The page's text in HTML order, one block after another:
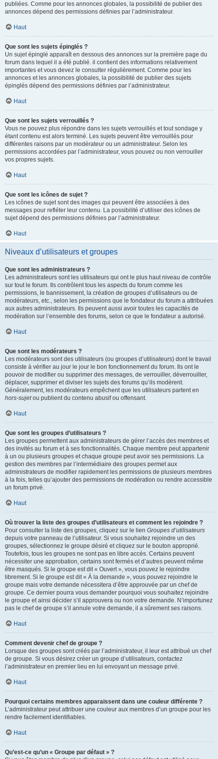
publiées. Comme pour les annonces globales, la possibilité de publier des
annonces dépend des permissions définies par l’administrateur.
Haut
Que sont les sujets épinglés ?
Un sujet épinglé apparaît en dessous des annonces sur la première page du
forum dans lequel il a été publié. il contient des informations relativement
importantes et vous devez le consulter régulièrement. Comme pour les
annonces et les annonces globales, la possibilité de publier des sujets
épinglés dépend des permissions définies par l’administrateur.
Haut
Que sont les sujets verrouillés ?
Vous ne pouvez plus répondre dans les sujets verrouillés et tout sondage y
étant contenu est alors terminé. Les sujets peuvent être verrouillés pour
différentes raisons par un modérateur ou un administrateur. Selon les
permissions accordées par l’administrateur, vous pouvez ou non verrouiller
vos propres sujets.
Haut
Que sont les icônes de sujet ?
Les icônes de sujet sont des images qui peuvent être associées à des
messages pour refléter leur contenu. La possibilité d’utiliser des icônes de
sujet dépend des permissions définies par l’administrateur.
Haut
Niveaux d’utilisateurs et groupes
Que sont les administrateurs ?
Les administrateurs sont les utilisateurs qui ont le plus haut niveau de contrôle
sur tout le forum. Ils contrôlent tous les aspects du forum comme les
permissions, le bannissement, la création de groupes d’utilisateurs ou de
modérateurs, etc., selon les permissions que le fondateur du forum a attribuées
aux autres administrateurs. Ils peuvent aussi avoir toutes les capacités de
modération sur l’ensemble des forums, selon ce que le fondateur a autorisé.
Haut
Que sont les modérateurs ?
Les modérateurs sont des utilisateurs (ou groupes d’utilisateurs) dont le travail
consiste à vérifier au jour le jour le bon fonctionnement du forum. Ils ont le
pouvoir de modifier ou supprimer des messages, de verrouiller, déverrouiller,
déplacer, supprimer et diviser les sujets des forums qu’ils modèrent.
Généralement, les modérateurs empêchent que les utilisateurs partent en
hors-sujetou publient du contenu abusif ou offensant.
Haut
Que sont les groupes d’utilisateurs ?
Les groupes permettent aux administrateurs de gérer l’accès des membres et
des invités au forum et à ses fonctionnalités. Chaque membre peut appartenir
à un ou plusieurs groupes et chaque groupe peut avoir ses permissions. La
gestion des membres par l’intermédiaire des groupes permet aux
administrateurs de modifier rapidement les permissions de plusieurs membres
à la fois, telles qu’ajouter des permissions de modération ou rendre accessible
un forum privé.
Haut
Où trouver la liste des groupes d’utilisateurs et comment les rejoindre ?
Pour consulter la liste des groupes, cliquez sur le lien Groupes d’utilisateurs
depuis votre panneau de l’utilisateur. Si vous souhaitez rejoindre un des
groupes, sélectionnez le groupe désiré et cliquez sur le bouton approprié.
Toutefois, tous les groupes ne sont pas en libre accès. Certains peuvent
nécessiter une approbation, certains sont fermés et d’autres peuvent même
être masqués. Si le groupe est dit « Ouvert », vous pouvez le rejoindre
librement. Si le groupe est dit « À la demande », vous pouvez rejoindre le
groupe mais votre demande nécessitera d’être approuvée par un chef de
groupe. Ce dernier pourra vous demander pourquoi vous souhaitez rejoindre
le groupe et ainsi décider s’il approuvera ou non votre demande. N’importunez
pas le chef de groupe s’il annule votre demande, il a sûrement ses raisons.
Haut
Comment devenir chef de groupe ?
Lorsque des groupes sont créés par l’administrateur, il leur est attribué un chef
de groupe. Si vous désirez créer un groupe d’utilisateurs, contactez
l’administrateur en premier lieu en lui envoyant un message privé.
Haut
Pourquoi certains membres apparaissent dans une couleur différente ?
L’administrateur peut attribuer une couleur aux membres d’un groupe pour les
rendre facilement identifiables.
Haut
Qu’est-ce qu’un « Groupe par défaut » ?